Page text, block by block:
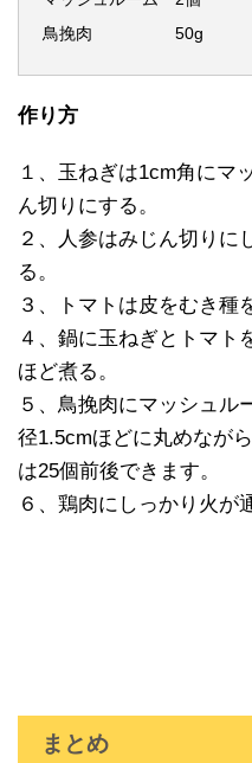
鳥挽肉 50g
作り方
１、玉ねぎは1cm角にマ
ん切りにする。
２、人参はみじん切りに
る。
３、トマトは皮をむき種
４、鍋に玉ねぎとトマト
ほど煮る。
５、鳥挽肉にマッシュル
径1.5cmほどに丸めなが
は25個前後できます。
６、鶏肉にしっかり火が
まとめ